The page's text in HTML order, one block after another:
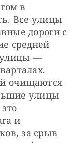
в
Все улицы
дороги с
средней
улицы —
очищаются
улицы
и
за срыв